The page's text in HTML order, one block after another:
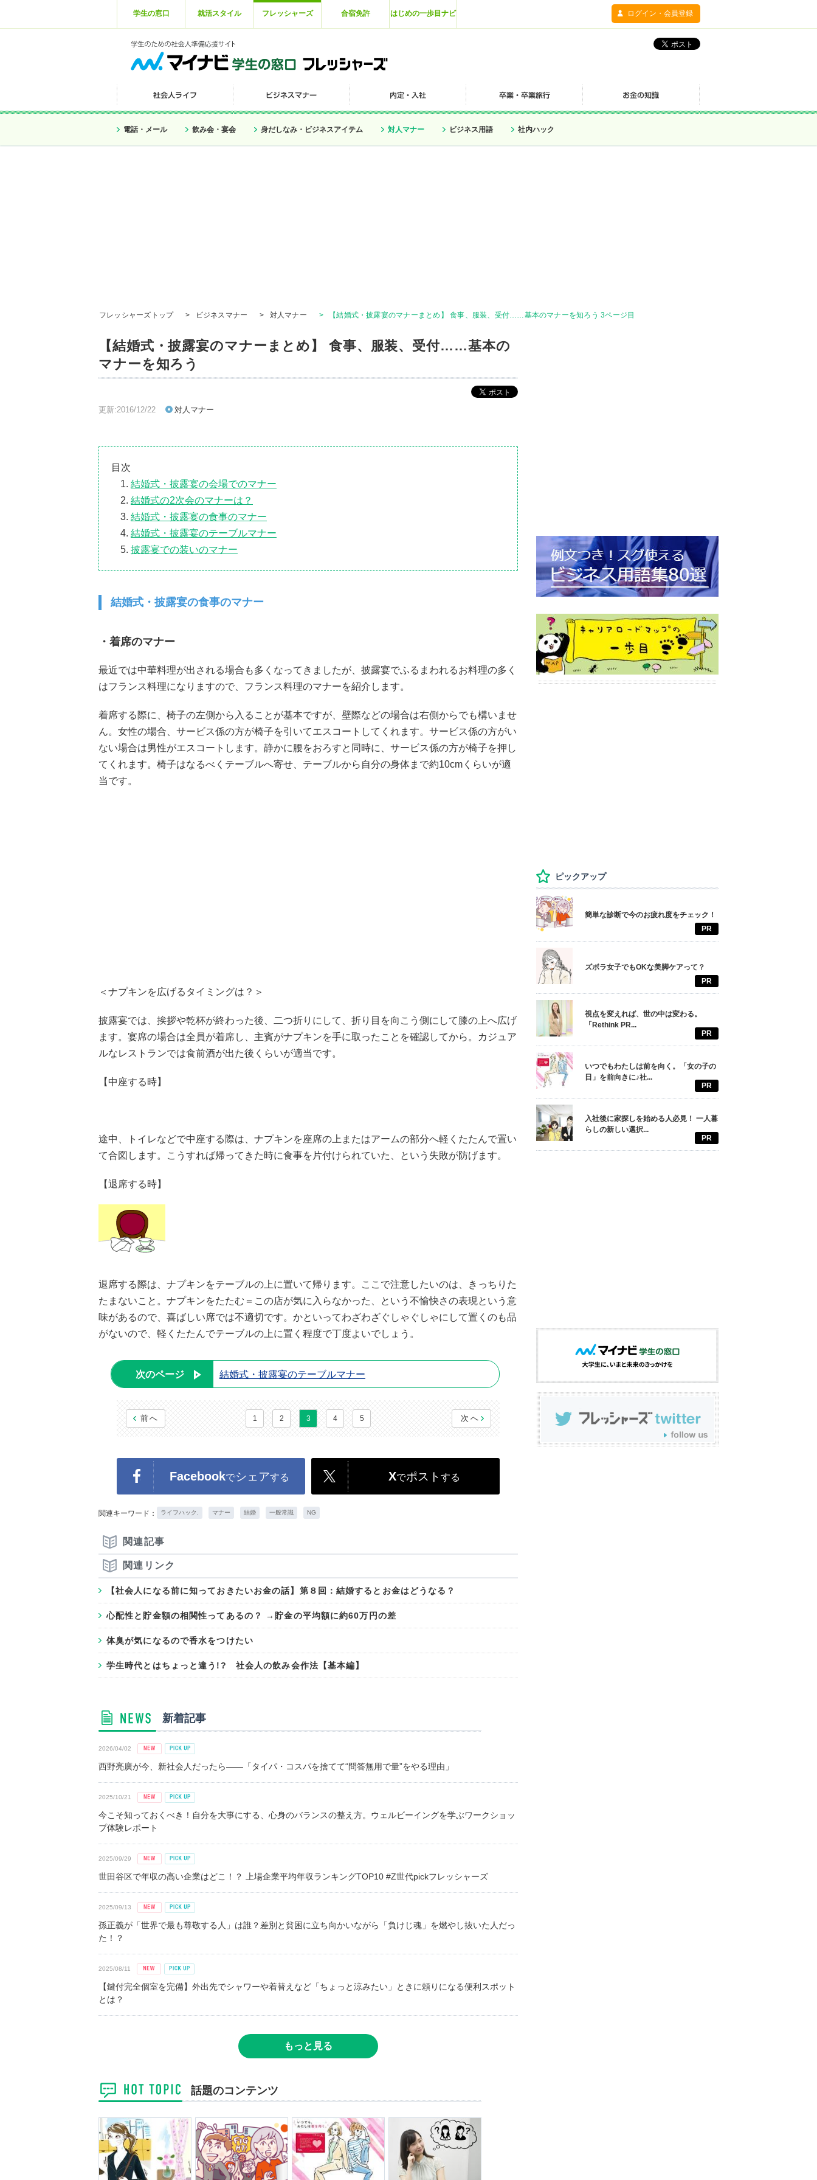
学生の窓口 就活スタイル フレッシャーズ 合宿免許 はじめの一歩目ナビ ログイン・会員登録
電話・メール 飲み会・宴会 身だしなみ・ビジネスアイテム 対人マナー ビジネス用語 社内ハック
フレッシャーズトップ > ビジネスマナー > 対人マナー > 【結婚式・披露宴のマナーまとめ】 食事、服装、受付……基本のマナーを知ろう 3ページ目
【結婚式・披露宴のマナーまとめ】 食事、服装、受付……基本の
マナーを知ろう
更新:2016/12/22 対人マナー
目次
結婚式・披露宴の会場でのマナー
結婚式の2次会のマナーは？
結婚式・披露宴の食事のマナー
結婚式・披露宴のテーブルマナー
披露宴での装いのマナー
結婚式・披露宴の食事のマナー
・着席のマナー
最近では中華料理が出される場合も多くなってきましたが、披露宴でふるまわれるお料理の多く
はフランス料理になりますので、フランス料理のマナーを紹介します。
着席する際に、椅子の左側から入ることが基本ですが、壁際などの場合は右側からでも構いませ
ん。女性の場合、サービス係の方が椅子を引いてエスコートしてくれます。サービス係の方がい
ない場合は男性がエスコートします。静かに腰をおろすと同時に、サービス係の方が椅子を押し
てくれます。椅子はなるべくテーブルへ寄せ、テーブルから自分の身体まで約10cmくらいが適
当です。
＜ナプキンを広げるタイミングは？＞
披露宴では、挨拶や乾杯が終わった後、二つ折りにして、折り目を向こう側にして膝の上へ広げ
ます。宴席の場合は全員が着席し、主賓がナプキンを手に取ったことを確認してから。カジュア
ルなレストランでは食前酒が出た後くらいが適当です。
【中座する時】
途中、トイレなどで中座する際は、ナプキンを座席の上またはアームの部分へ軽くたたんで置い
て合図します。こうすれば帰ってきた時に食事を片付けられていた、という失敗が防げます。
【退席する時】
退席する際は、ナプキンをテーブルの上に置いて帰ります。ここで注意したいのは、きっちりた
たまないこと。ナプキンをたたむ＝この店が気に入らなかった、という不愉快さの表現という意
味があるので、喜ばしい席では不適切です。かといってわざわざぐしゃぐしゃにして置くのも品
がないので、軽くたたんでテーブルの上に置く程度で丁度よいでしょう。
次のページ 結婚式・披露宴のテーブルマナー
前へ 1 2 3 4 5 次へ
Facebookでシェアする Xでポスト する
関連キーワード： ライフハック. マナー 結婚 一般常識 NG
関連記事
関連リンク
【社会人になる前に知っておきたいお金の話】第８回：結婚するとお金はどうなる？
心配性と貯金額の相関性ってあるの？ →貯金の平均額に約60万円の差
体臭が気になるので香水をつけたい
学生時代とはちょっと違う!? 社会人の飲み会作法【基本編】
新着記事
2026/04/02
西野亮廣が今、新社会人だったら――「タイパ・コスパを捨てて“問答無用で量”をやる理由」
2025/10/21
今こそ知っておくべき！自分を大事にする、心身のバランスの整え方。ウェルビーイングを学ぶワークショッ
プ体験レポート
2025/09/29
世田谷区で年収の高い企業はどこ！？ 上場企業平均年収ランキングTOP10 #Z世代pickフレッシャーズ
2025/09/13
孫正義が「世界で最も尊敬する人」は誰？差別と貧困に立ち向かいながら「負けじ魂」を燃やし抜いた人だっ
た！？
2025/08/11
【鍵付完全個室を完備】外出先でシャワーや着替えなど「ちょっと涼みたい」ときに頼りになる便利スポット
とは？
もっと見る
話題のコンテンツ
ピックアップ
簡単な診断で今のお疲れ度をチェック！
PR
ズボラ女子でもOKな美脚ケアって？
PR
視点を変えれば、世の中は変わる。
「Rethink PR...
PR
いつでもわたしは前を向く。「女の子の
日」を前向きに♪社...
PR
入社後に家探しを始める人必見！ 一人暮
らしの新しい選択...
PR